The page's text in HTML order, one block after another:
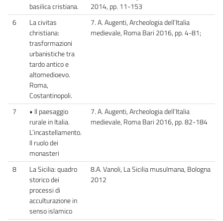
basilica cristiana.
2014, pp. 11-153
6
La civitas
christiana:
trasformazioni
urbanistiche tra
tardo antico e
altomedioevo.
Roma,
Costantinopoli.
7. A. Augenti, Archeologia dell’Italia
medievale, Roma Bari 2016, pp. 4-81;
7
• Il paesaggio
rurale in Italia.
L’incastellamento.
Il ruolo dei
monasteri
7. A. Augenti, Archeologia dell’Italia
medievale, Roma Bari 2016, pp. 82-184
8
La Sicilia: quadro
storico dei
processi di
acculturazione in
senso islamico
8.A. Vanoli, La Sicilia musulmana, Bologna
2012